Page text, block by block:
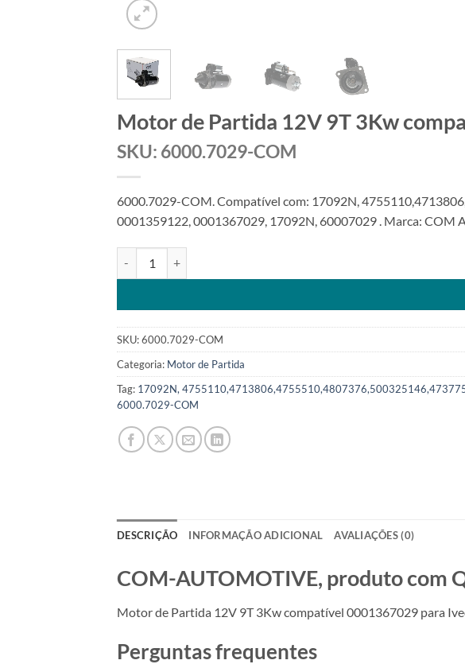
Motor de Partida 12V 9T 3Kw
SKU: 6000.7029-COM
6000.7029-COM. Compatível com: 17092N,
0001359122, 0001367029, 17092N, 60007029 . Marca: COM
SKU:6000.7029-COM
Categoria: Motor de Partida
Tag: 17092N,
6000.7029-COM
DESCRIÇÃO INFORMAÇÃO ADICIONAL AVALIAÇÕES (0)
COM-AUTOMOTIVE, produto com
Motor de Partida 12V 9T 3Kw compatível 0001367029 para
Perguntas frequentes